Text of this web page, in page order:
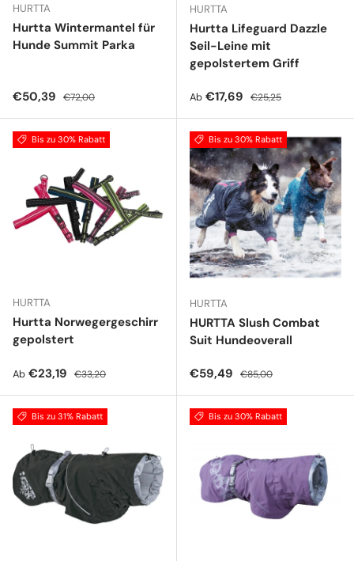
HURTTA
Hurtta Wintermantel für
Hunde Summit Parka
Verkaufspreis
€50,39 Normaler Preis
€72,00
HURTTA
Hurtta Lifeguard Dazzle
Seil-Leine mit
gepolstertem Griff
Verkaufspreis
Ab €17,69 Normaler Preis
€25,25
Bis zu 30% Rabatt
HURTTA
Hurtta Norwegergeschirr
gepolstert
Verkaufspreis
Ab €23,19 Normaler Preis
€33,20
Bis zu 30% Rabatt
HURTTA
HURTTA Slush Combat
Suit Hundeoverall
Verkaufspreis
€59,49 Normaler Preis
€85,00
Bis zu 31% Rabatt Bis zu 30% Rabatt